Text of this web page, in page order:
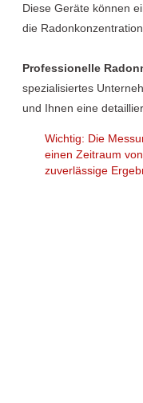
Diese Geräte können
die
Professionelle
spezialisiertes
und Ihnen eine
Wichtig: Die
einen Zeitraum
zuverlässige